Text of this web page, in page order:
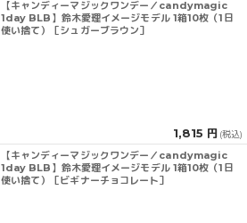
【キャンディーマジックワンデー／candymagic
1day BLB】鈴木愛理イメージモデル 1箱10枚（1日
使い捨て）［シュガーブラウン］
1,815 円 (税込)
【キャンディーマジックワンデー／candymagic
1day BLB】鈴木愛理イメージモデル 1箱10枚（1日
使い捨て）［ビギナーチョコレート］